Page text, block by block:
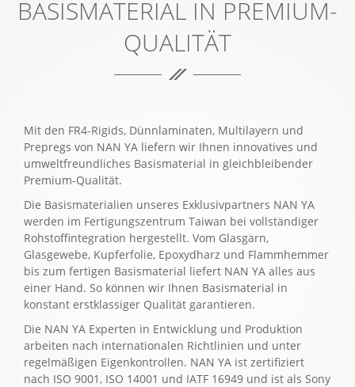
BASISMATERIAL IN PREMIUM-
QUALITÄT
Mit den FR4-Rigids, Dünnlaminaten, Multilayern und
Prepregs von NAN YA liefern wir Ihnen innovatives und
umweltfreundliches Basismaterial in gleichbleibender
Premium-Qualität.
Die Basismaterialien unseres Exklusivpartners NAN YA
werden im Fertigungszentrum Taiwan bei vollständiger
Rohstoffintegration hergestellt. Vom Glasgarn,
Glasgewebe, Kupferfolie, Epoxydharz und Flammhemmer
bis zum fertigen Basismaterial liefert NAN YA alles aus
einer Hand. So können wir Ihnen Basismaterial in
konstant erstklassiger Qualität garantieren.
Die NAN YA Experten in Entwicklung und Produktion
arbeiten nach internationalen Richtlinien und unter
regelmäßigen Eigenkontrollen. NAN YA ist zertifiziert
nach ISO 9001, ISO 14001 und IATF 16949 und ist als Sony